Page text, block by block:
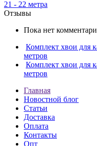
21 - 22 метра
Отзывы
Пока нет
Комплект хвои для
метров
Комплект хвои для
метров
Главная
Новостной блог
Статьи
Доставка
Оплата
Контакты
Опт